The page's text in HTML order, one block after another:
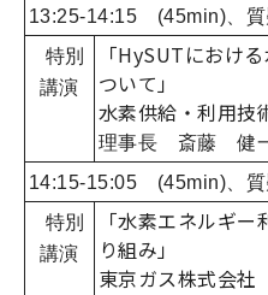
13:25-14:15 (45min)、質
特別
講演
「HySUTにおけ
ついて」
水素供給・利用技
理事長 斎藤 健
14:15-15:05 (45min)、質
特別
講演
「水素エネルギ
り組み」
東京ガス株式会